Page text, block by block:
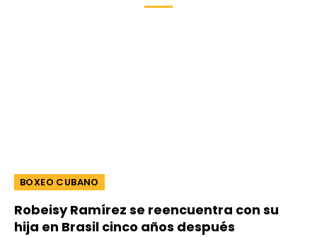
BOXEO CUBANO
Robeisy Ramírez se reencuentra con su
hija en Brasil cinco años después